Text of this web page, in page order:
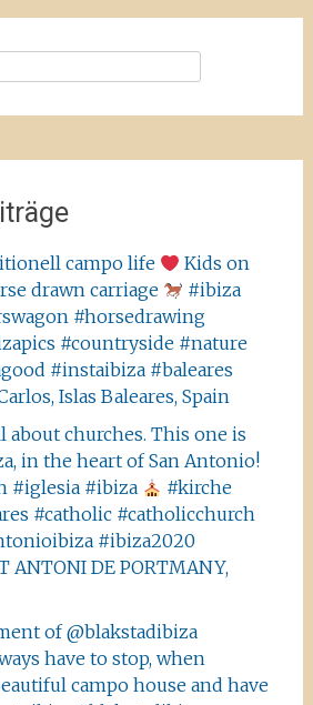
campo life
Kids on
drawn carriage
#ibiza
#horsedrawing
#countryside #nature
#instaibiza #baleares
Islas Baleares, Spain
about churches. This one is
in the heart of San Antonio!
#iglesia #ibiza
#kirche
#catholic #catholicchurch
#ibiza2020
ANTONI DE PORTMANY,
of @blakstadibiza
have to stop, when
campo house and have